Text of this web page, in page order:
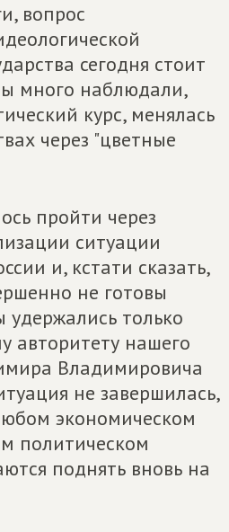
вопрос
сегодня стоит
много наблюдали,
курс, менялась
через "цветные
пройти через
ситуации
и, кстати сказать,
не готовы
удержались только
авторитету нашего
Владимировича
не завершилась,
экономическом
политическом
поднять вновь на